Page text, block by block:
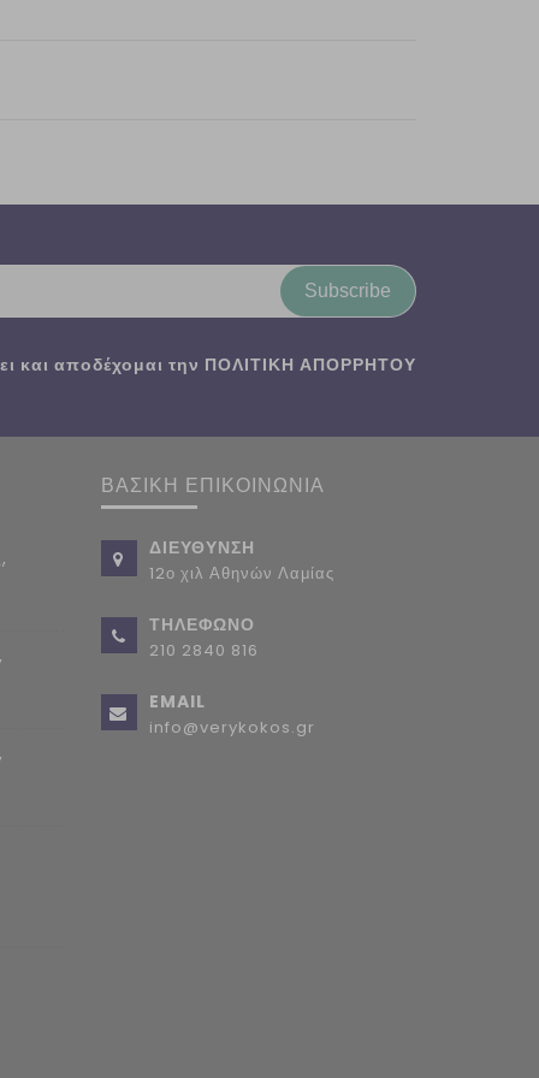
Subscribe
και αποδέχομαι την ΠΟΛΙΤΙΚΗ ΑΠΟΡΡΗΤΟΥ
ΒΑΣΙΚΗ ΕΠΙΚΟΙΝΩΝΙΑ
ΔΙΕΥΘΥΝΣΗ
12ο χιλ Αθηνών Λαμίας
ΤΗΛΕΦΩΝΟ
210 2840 816
EMAIL
info@verykokos.gr